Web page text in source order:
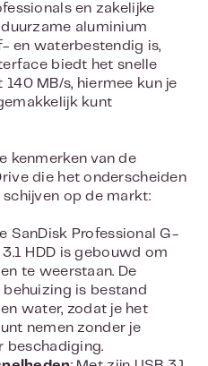
en zakelijke
aluminium
en waterbestendig is,
biedt het snelle
MB/s, hiermee kun je
kunt
kenmerken van de
die het onderscheiden
op de markt:
SanDisk Professional G-
HDD is gebouwd om
te weerstaan. De
is bestand
water, zodat je het
nemen zonder je
beschadiging.